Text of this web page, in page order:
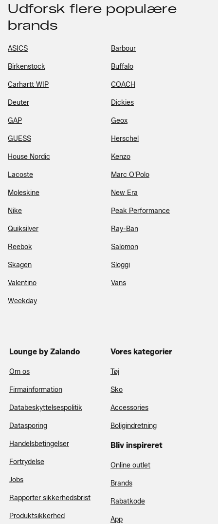
Udforsk flere populære
brands
ASICS Barbour
Birkenstock Buffalo
Carhartt WIP COACH
Deuter Dickies
GAP Geox
GUESS Herschel
House Nordic Kenzo
Lacoste Marc O'Polo
Moleskine New Era
Nike Peak Performance
Quiksilver Ray-Ban
Reebok Salomon
Skagen Sloggi
Valentino Vans
Weekday
Lounge by Zalando
Om os
Firmainformation
Databeskyttelsespolitik
Datasporing
Handelsbetingelser
Fortrydelse
Jobs
Rapporter sikkerhedsbrist
Produktsikkerhed
Vores kategorier
Tøj
Sko
Accessories
Boligindretning
Bliv inspireret
Online outlet
Brands
Rabatkode
App